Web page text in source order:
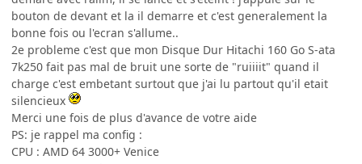
bouton de devant et la il demarre et c'est generalement la
bonne fois ou l'ecran s'allume..
2e probleme c'est que mon Disque Dur Hitachi 160 Go S-ata
7k250 fait pas mal de bruit une sorte de "ruiiiit" quand il
charge c'est embetant surtout que j'ai lu partout qu'il etait
silencieux
Merci une fois de plus d'avance de votre aide
PS: je rappel ma config :
CPU : AMD 64 3000+ Venice